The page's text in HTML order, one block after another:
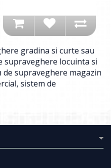
gradina si curte sau
supraveghere locuinta si
de supraveghere magazin
, sistem de